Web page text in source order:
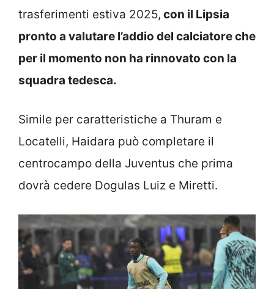
trasferimenti estiva 2025, con il Lipsia
pronto a valutare l’addio del calciatore che
per il momento non ha rinnovato con la
squadra tedesca.
Simile per caratteristiche a Thuram e
Locatelli, Haidara può completare il
centrocampo della Juventus che prima
dovrà cedere Dogulas Luiz e Miretti.